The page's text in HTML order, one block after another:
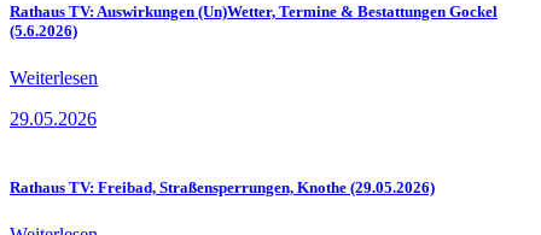
Rathaus TV: Auswirkungen (Un)Wetter, Termine & Bestattungen Gockel
(5.6.2026)
Weiterlesen
29.05.2026
Rathaus TV: Freibad, Straßensperrungen, Knothe (29.05.2026)